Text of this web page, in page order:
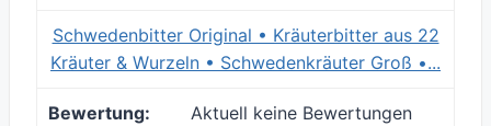
Schwedenbitter Original • Kräuterbitter aus 22
Kräuter & Wurzeln • Schwedenkräuter Groß •...
Aktuell keine Bewertungen